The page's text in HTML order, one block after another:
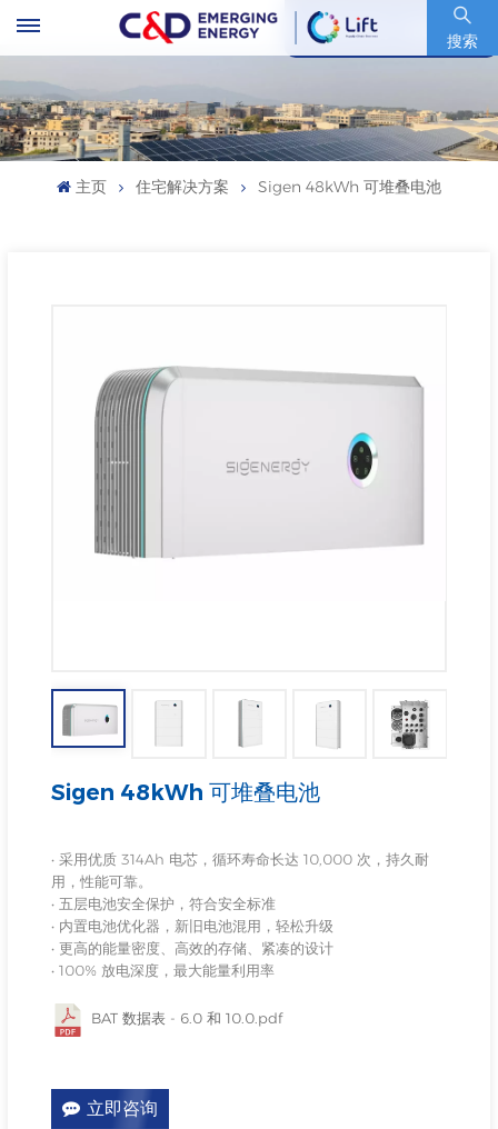
搜索
股票代码 : 600153.SH
主页 住宅解决方案 Sigen 48kWh 可堆叠电池
Sigen 48kWh 可堆叠电池
• 采用优质 314Ah 电芯，循环寿命长达 10,000 次，持久耐
用，性能可靠。
• 五层电池安全保护，符合安全标准
• 内置电池优化器，新旧电池混用，轻松升级
• 更高的能量密度、高效的存储、紧凑的设计
• 100% 放电深度，最大能量利用率
BAT 数据表 - 6.0 和 10.0.pdf
立即咨询